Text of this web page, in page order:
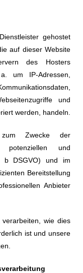
gehostet
auf dieser Website
des Hosters
um IP-Adressen,
und
werden, handeln.
Zwecke der
potenziellen und
b DSGVO) und im
Bereitstellung
Anbieter
wie dies
ist und unsere